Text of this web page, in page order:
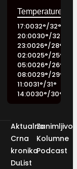
17:0032°/32°
20:0030°/32
23:0026°/28°
02:0025°/25°
05:0026°/26°
08:0029°/29°
11:0031°/31°
14:0030°/30°
Aktualno
Crna
kronika
DuList
Kolumne
Podcast